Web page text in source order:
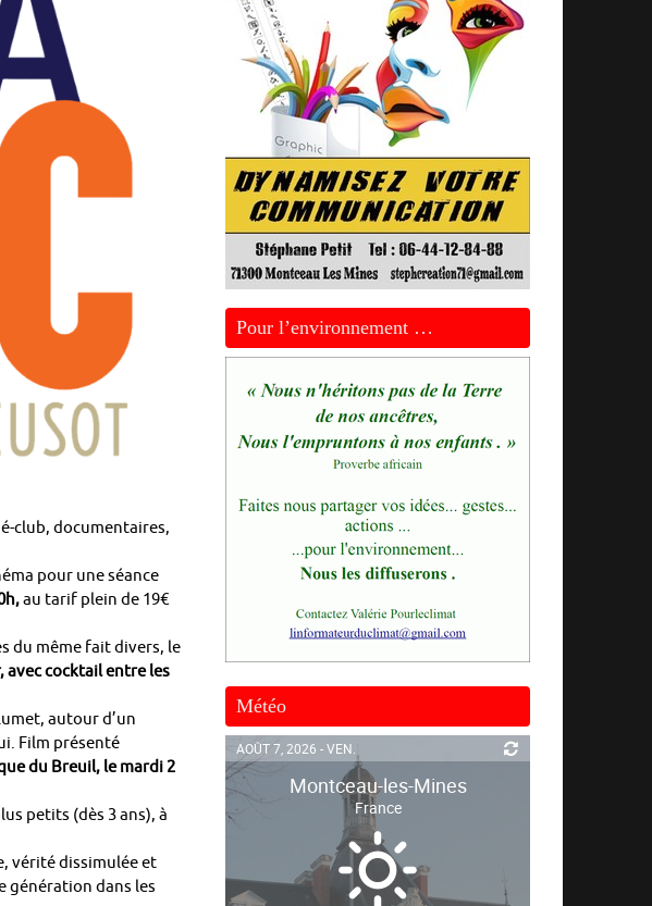
club, documentaires,
pour une séance
au tarif plein de 19€
du même fait divers, le
cocktail entre les
autour d’un
Film présenté
du Breuil, le mardi 2
petits (dès 3 ans), à
vérité dissimulée et
génération dans les
Pour l’environnement …
Météo
AOÛT 7, 2026 - VEN.
Montceau-les-Mines
France